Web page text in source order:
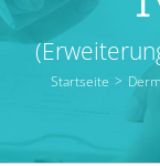
Startseite >